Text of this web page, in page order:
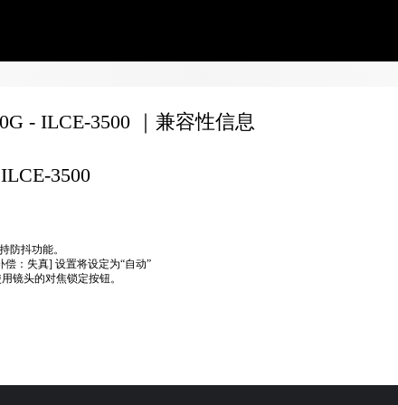
- ILCE-3500 ｜兼容性信息
ILCE-3500
防抖功能。
偿：失真] 设置将设定为“自动”
镜头的对焦锁定按钮。